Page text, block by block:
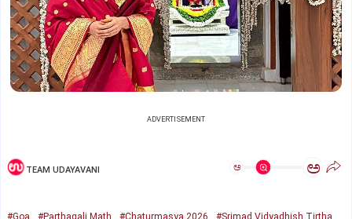
ADVERTISEMENT
TEAM UDAYAVANI ಅ ಅ
#Goa #Parthagali Math #Chaturmasya 2026
#Srimad Vidyadhish Tirtha